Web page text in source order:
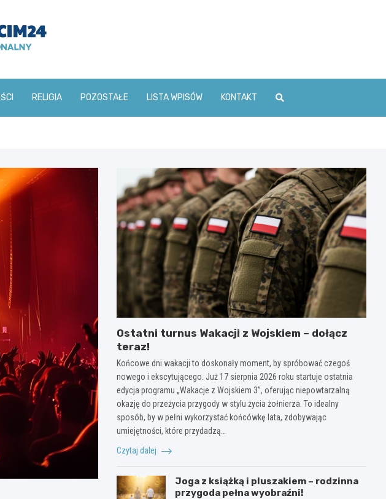
RELIGIA POZOSTAŁE LISTA WPISÓW KONTAKT
Ostatni turnus Wakacji z Wojskiem – dołącz
teraz!
Końcowe dni wakacji to doskonały moment, by spróbować czegoś
nowego i ekscytującego. Już 17 sierpnia 2026 roku startuje ostatnia
edycja programu „Wakacje z Wojskiem 3”, oferując niepowtarzalną
okazję do przeżycia przygody w stylu życia żołnierza. To idealny
sposób, by w pełni wykorzystać końcówkę lata, zdobywając
umiejętności, które przydadzą…
Czytaj dalej
Joga z książką i pluszakiem – rodzinna
przygoda pełna wyobraźni!